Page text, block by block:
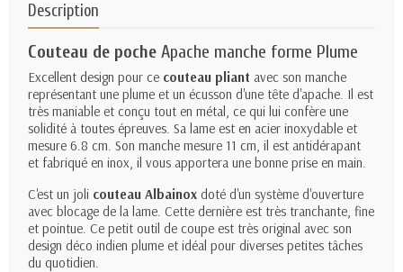
Description
Couteau de poche Apache manche forme Plume
Excellent design pour ce couteau pliant avec son manche
représentant une plume et un écusson d'une tête d'apache. Il est
très maniable et conçu tout en métal, ce qui lui confère une
solidité à toutes épreuves. Sa lame est en acier inoxydable et
mesure 6.8 cm. Son manche mesure 11 cm, il est antidérapant
et fabriqué en inox, il vous apportera une bonne prise en main
C'est un joli couteau Albainox doté d'un système d'ouverture
avec blocage de la lame. Cette dernière est très tranchante, fine
et pointue. Ce petit outil de coupe est très original avec son
design déco indien plume et idéal pour diverses petites tâches
du quotidien.